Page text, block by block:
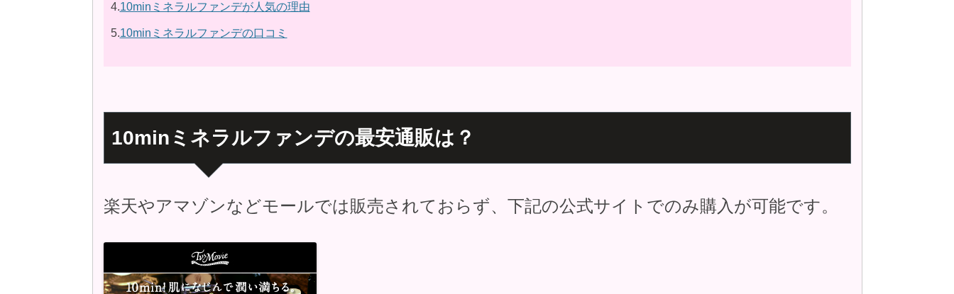
4.10minミネラルファンデが人気の理由
5.10minミネラルファンデの口コミ
10minミネラルファンデの最安通販は？
楽天やアマゾンなどモールでは販売されておらず、下記の公式サイトでのみ購入が可能です。